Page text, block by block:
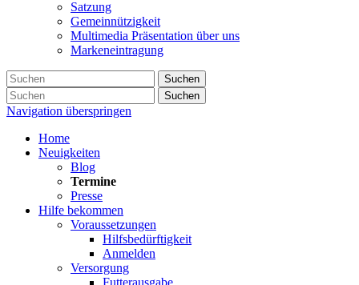
Satzung
Gemeinnützigkeit
Multimedia Präsentation über uns
Markeneintragung
Suchen
Suchen
Navigation überspringen
Home
Neuigkeiten
Blog
Termine
Presse
Hilfe bekommen
Voraussetzungen
Hilfsbedürftigkeit
Anmelden
Versorgung